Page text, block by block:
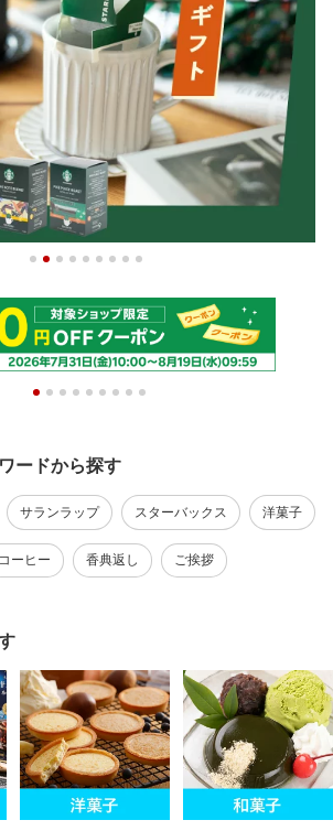
ードから探す
サランラップ スターバックス 洋菓子
コーヒー 香典返し ご挨拶